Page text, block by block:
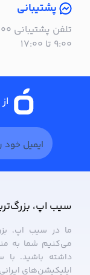
پشتیبانی
۹:۰۰ تا ۱۷:۰۰
سیب ‌اپ،
ما در سیب ‌اپ،
می‌کنیم شما به
داشته باشید.
اپلیکیشن‌های